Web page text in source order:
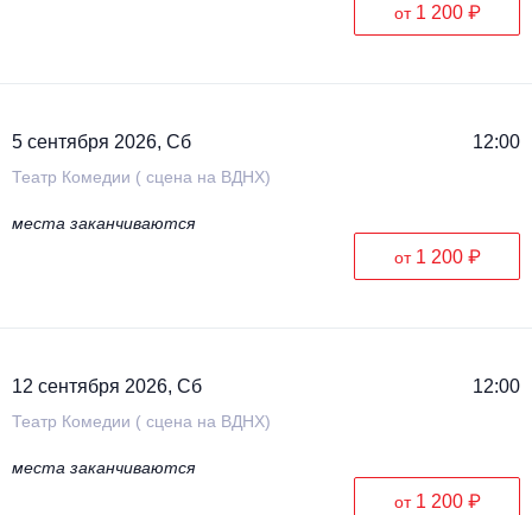
от 1 200 ₽
5 сентября 2026, Сб 12:00
Театр Комедии ( сцена на ВДНХ)
места заканчиваются
от 1 200 ₽
12 сентября 2026, Сб 12:00
Театр Комедии ( сцена на ВДНХ)
места заканчиваются
от 1 200 ₽